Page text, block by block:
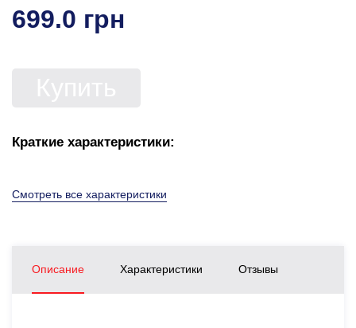
699.0 грн
Краткие характеристики:
Смотреть все характеристики
Описание Характеристики Отзывы